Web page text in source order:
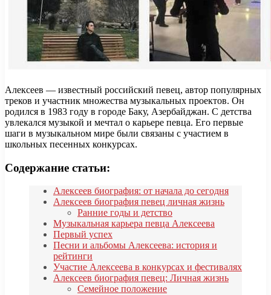
Алексеев — известный российский певец, автор популярных
треков и участник множества музыкальных проектов. Он
родился в 1983 году в городе Баку, Азербайджан. С детства
увлекался музыкой и мечтал о карьере певца. Его первые
шаги в музыкальном мире были связаны с участием в
школьных песенных конкурсах.
Содержание статьи:
Алексеев биография: от начала до сегодня
Алексеев биография певец личная жизнь
Ранние годы и детство
Музыкальная карьера певца Алексеева
Первый успех
Песни и альбомы Алексеева: история и
рейтинги
Участие Алексеева в конкурсах и фестивалях
Алексеев биография певец: Личная жизнь
Семейное положение